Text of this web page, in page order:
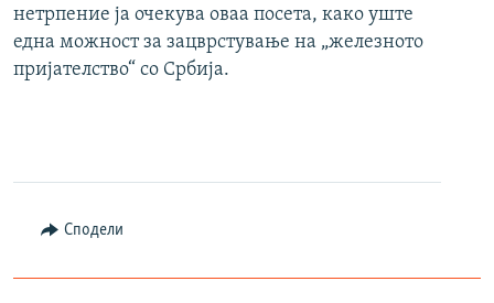
нетрпение ја очекува оваа посета, како уште
една можност за зацврстување на „железното
пријателство“ со Србија.
Сподели